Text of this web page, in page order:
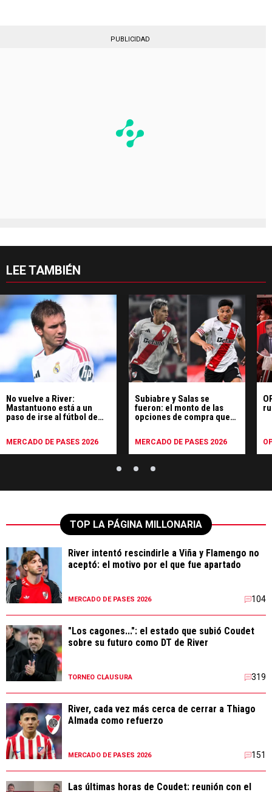
PUBLICIDAD
LEE TAMBIÉN
No vuelve a River:
Mastantuono está a un
paso de irse al fútbol de
MERCADO DE PASES 2026
Subiabre y Salas se
fueron: el monto de las
opciones de compra que
MERCADO DE PASES 2026
TOP LA PÁGINA MILLONARIA
River intentó rescindirle a Viña y Flamengo no
aceptó: el motivo por el que fue apartado
MERCADO DE PASES 2026 104
"Los cagones...": el estado que subió Coudet
sobre su futuro como DT de River
TORNEO CLAUSURA 319
River, cada vez más cerca de cerrar a Thiago
Almada como refuerzo
MERCADO DE PASES 2026 151
Las últimas horas de Coudet: reunión con el